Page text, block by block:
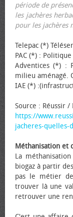
période de
les jachères
pour les jachères
Telepac (*)
PAC (*) :
Adventices (*) :
milieu aménagé.
IAE (*)
Source : Réussir
https://
jacheres-
Méthanisation et
La
biogaz à partir
pas le métier
trouver là une
retrouver une